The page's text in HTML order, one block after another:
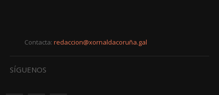
Contacta: redaccion@xornaldacoruña.gal
SÍGUENOS